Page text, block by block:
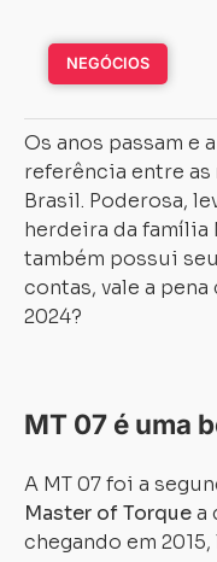
NEGÓCIOS
Os anos passam e a
referência entre as
Brasil. Poderosa,
herdeira da família
também possui
contas, vale a pena
2024?
MT 07 é uma
A MT 07 foi a
Master of Torquea
chegando em